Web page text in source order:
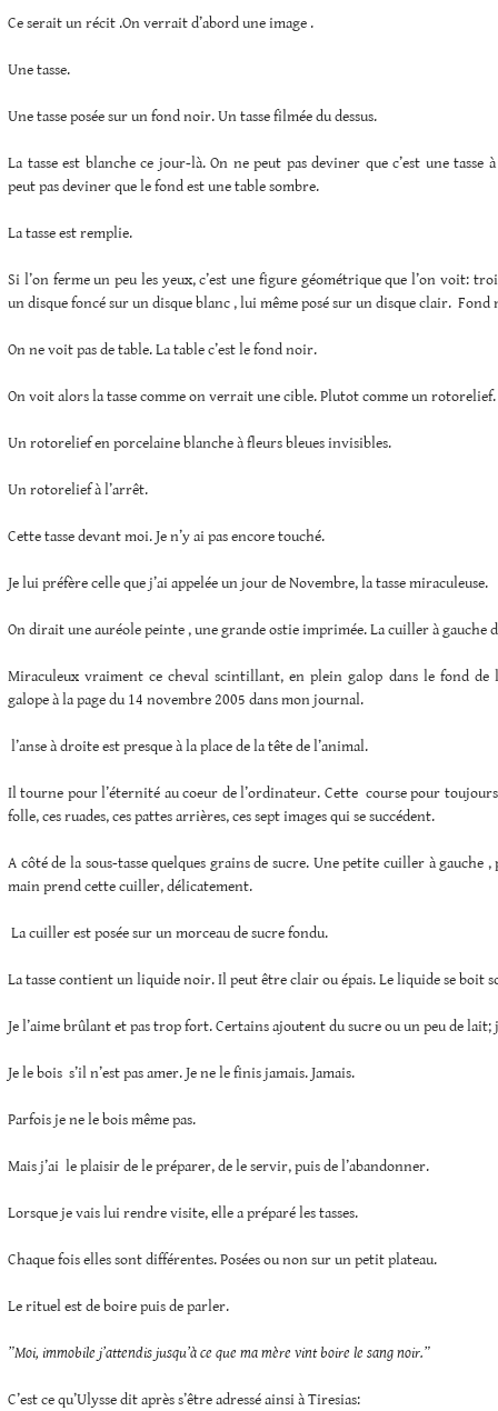
Ce serait un récit .On verrait d’abord une image .
Une tasse.
Une tasse posée sur un fond noir. Un tasse filmée du dessus.
La tasse est blanche ce jour-là. On ne peut pas deviner que c’est une tasse
peut pas deviner que le fond est une table sombre.
La tasse est remplie.
Si l’on ferme un peu les yeux, c’est une figure géométrique que l’on voit:
un disque foncé sur un disque blanc , lui même posé sur un disque clair. Fond
On ne voit pas de table. La table c’est le fond noir.
On voit alors la tasse comme on verrait une cible. Plutot comme un rotorelief.
Un rotorelief en porcelaine blanche à fleurs bleues invisibles.
Un rotorelief à l’arrêt.
Cette tasse devant moi. Je n’y ai pas encore touché.
Je lui préfère celle que j’ai appelée un jour de Novembre, la tasse miraculeuse.
On dirait une auréole peinte , une grande ostie imprimée. La cuiller à gauche
Miraculeux vraiment ce cheval scintillant, en plein galop dans le fond de
galope à la page du 14 novembre 2005 dans mon journal.
l’anse à droite est presque à la place de la tête de l’animal.
Il tourne pour l’éternité au coeur de l’ordinateur. Cette course pour toujours
folle, ces ruades, ces pattes arrières, ces sept images qui se succédent.
A côté de la sous-tasse quelques grains de sucre. Une petite cuiller à gauche
main prend cette cuiller, délicatement.
La cuiller est posée sur un morceau de sucre fondu.
La tasse contient un liquide noir. Il peut être clair ou épais. Le liquide se boit
Je l’aime brûlant et pas trop fort. Certains ajoutent du sucre ou un peu de lait;
Je le bois s’il n’est pas amer. Je ne le finis jamais. Jamais.
Parfois je ne le bois même pas.
Mais j’ai le plaisir de le préparer, de le servir, puis de l’abandonner.
Lorsque je vais lui rendre visite, elle a préparé les tasses.
Chaque fois elles sont différentes. Posées ou non sur un petit plateau.
Le rituel est de boire puis de parler.
”Moi, immobile j’attendis jusqu’à ce que ma mère vint boire le sang noir.”
C’est ce qu’Ulysse dit après s’être adressé ainsi à Tiresias: